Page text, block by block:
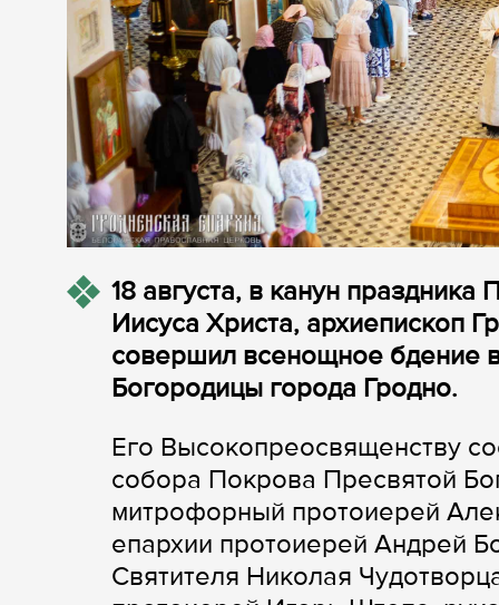
18 августа, в канун
Иисуса Христа, архиепископ
совершил всенощное бдение
Богородицы города Гродно.
Его Высокопреосвященству
собора Покрова Пресвятой
митрофорный протоиерей
епархии протоиерей Андрей
Святителя Николая